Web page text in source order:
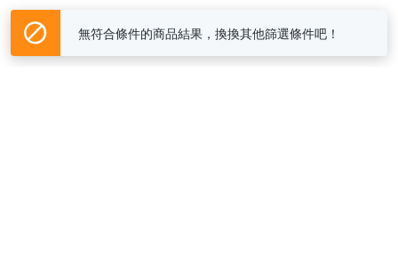
無符合條件的商品結果，換換其他篩選條件吧！